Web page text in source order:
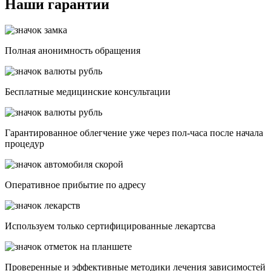
Наши гарантии
Полная анонимность обращения
Бесплатные медицинские консультации
Гарантированное облегчение уже через пол-часа после начала
процедур
Опеpативное прибытие по адресу
Используем только сертифицированные лекартсва
Проверенные и эффективные методики лечения зависимостей